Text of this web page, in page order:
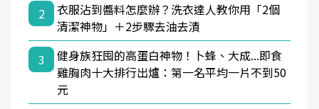
2
衣服沾到醬料怎麼辦？洗衣達人教你用「2個
清潔神物」＋2步驟去油去漬
3
健身族狂囤的高蛋白神物！卜蜂、大成...即食
雞胸肉十大排行出爐：第一名平均一片不到50
元